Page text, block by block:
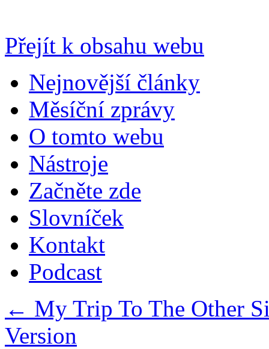
Přejít k obsahu webu
Nejnovější články
Měsíční zprávy
O tomto webu
Nástroje
Začněte zde
Slovníček
Kontakt
Podcast
← My Trip To The Other
Version